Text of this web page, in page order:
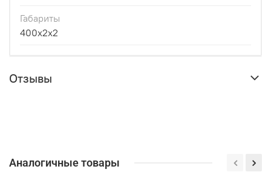
Габариты
400x2x2
Отзывы
Аналогичные товары